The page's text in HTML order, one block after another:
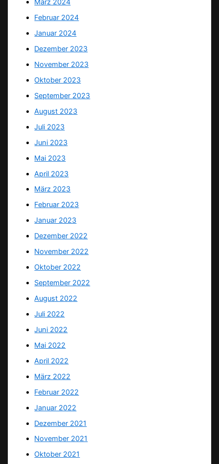
März 2024
Februar 2024
Januar 2024
Dezember 2023
November 2023
Oktober 2023
September 2023
August 2023
Juli 2023
Juni 2023
Mai 2023
April 2023
März 2023
Februar 2023
Januar 2023
Dezember 2022
November 2022
Oktober 2022
September 2022
August 2022
Juli 2022
Juni 2022
Mai 2022
April 2022
März 2022
Februar 2022
Januar 2022
Dezember 2021
November 2021
Oktober 2021